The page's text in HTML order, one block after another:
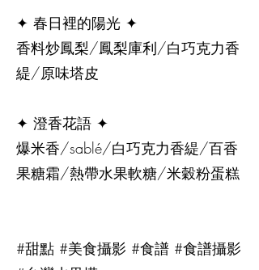
✦ 春日裡的陽光 ✦
香料炒鳳梨/鳳梨庫利/白巧克力香
緹/原味塔皮
✦ 澄香花語 ✦
爆米香/sablé/白巧克力香緹/百香
果糖霜/熱帶水果軟糖/米穀粉蛋糕
#甜點 #美食攝影 #食譜 #食譜攝影